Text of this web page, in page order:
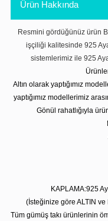
Ürün Hakkında
Resmini gördüğünüz ürün
işçiliği kalitesinde 925
sistemlerimiz ile 925
Altın olarak yaptığımız
yaptığımız modellerimiz
Gönül rahatlığıyla
KAPLAMA:925
(İsteğinize göre ALTIN
Tüm gümüş takı ürünlerinin